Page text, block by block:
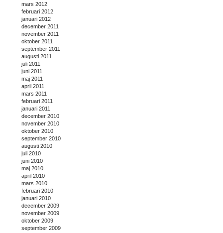
mars 2012
februari 2012
januari 2012
december 2011
november 2011
oktober 2011
september 2011
augusti 2011
juli 2011
juni 2011
maj 2011
april 2011
mars 2011
februari 2011
januari 2011
december 2010
november 2010
oktober 2010
september 2010
augusti 2010
juli 2010
juni 2010
maj 2010
april 2010
mars 2010
februari 2010
januari 2010
december 2009
november 2009
oktober 2009
september 2009